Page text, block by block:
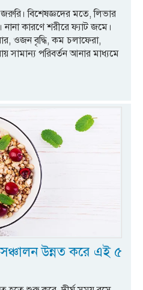
বিশেষজ্ঞদের মতে, লিভার
নানা কারণে শরীরে ফ্যাট জমে।
ওজন বৃদ্ধি, কম চলাফেরা,
সামান্য পরিবর্তন আনার মাধ্যমে
উন্নত করে এই ৫